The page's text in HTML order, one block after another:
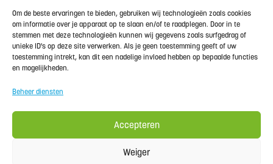
Om de beste ervaringen te bieden, gebruiken wij technologieën zoals cookies
om informatie over je apparaat op te slaan en/of te raadplegen. Door in te
stemmen met deze technologieën kunnen wij gegevens zoals surfgedrag of
unieke ID's op deze site verwerken. Als je geen toestemming geeft of uw
toestemming intrekt, kan dit een nadelige invloed hebben op bepaalde functies
en mogelijkheden.
Beheer diensten
Accepteren
Weiger
Informatie
Algemene voorwaarden
Privacy policy
Betaalmethoden
Contact
Garantie
Retourinformatie